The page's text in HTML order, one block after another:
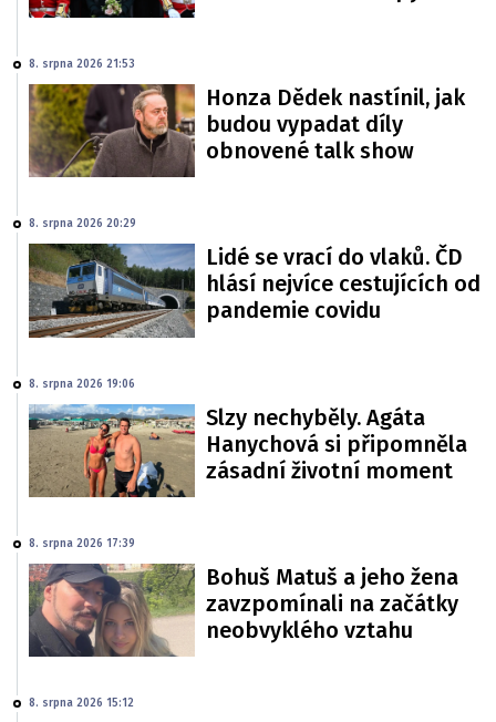
8. srpna 2026 21:53
Honza Dědek nastínil, jak
budou vypadat díly
obnovené talk show
8. srpna 2026 20:29
Lidé se vrací do vlaků. ČD
hlásí nejvíce cestujících od
pandemie covidu
8. srpna 2026 19:06
Slzy nechyběly. Agáta
Hanychová si připomněla
zásadní životní moment
8. srpna 2026 17:39
Bohuš Matuš a jeho žena
zavzpomínali na začátky
neobvyklého vztahu
8. srpna 2026 15:12